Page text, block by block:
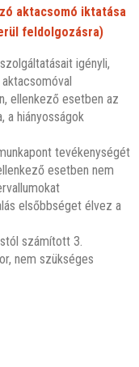
aktacsomó iktatása
feldolgozásra)
igényli,
ellenkező esetben az
a hiányosságok
tevékenységét
esetben nem
elsőbbséget élvez a
számított 3.
nem szükséges